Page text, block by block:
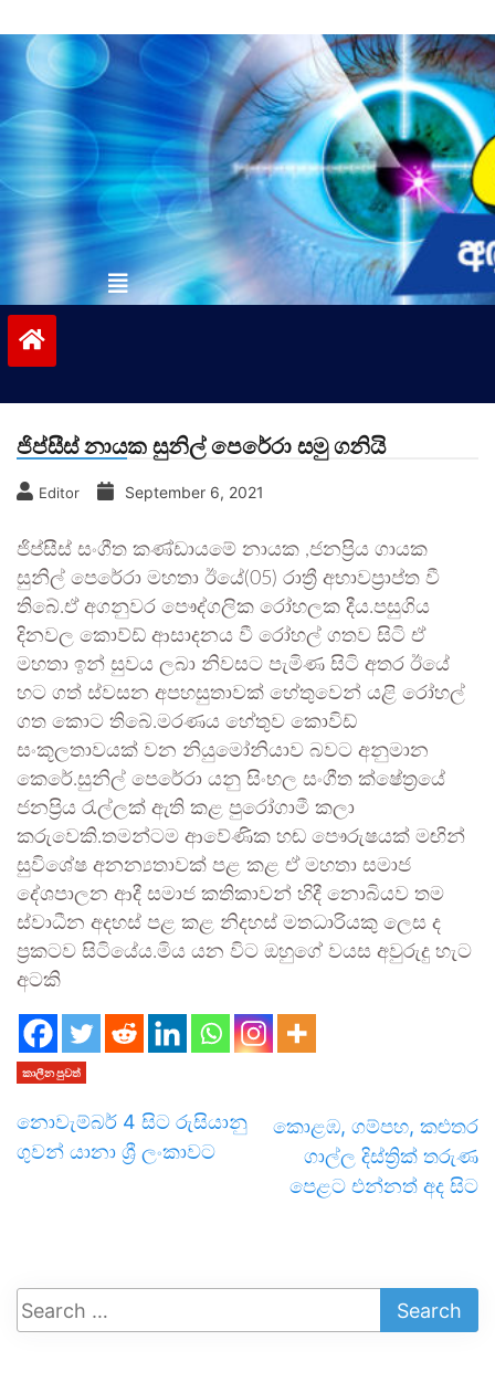
to
contentvinivida.lk
ජිප්සීස් නායක සුනිල් පෙරේරා සමු ගනියි
Editor September 6, 2021
ජිප්සීස් සංගීත කණ්ඩායමේ නායක ,ජනප්‍රිය ගායක
සුනිල් පෙරේරා මහතා ඊයේ(05) රාත්‍රී අභාවප්‍රාප්ත වී
තිබේ.ඒ අගනුවර පෞද්ගලික රෝහලක දීය.පසුගිය
දිනවල කොව්ඩ් ආසාදනය වී රෝහල් ගතව සිටි ඒ
මහතා ඉන් සුවය ලබා නිවසට පැමිණ සිටි අතර ඊයේ
හට ගත් ස්වසන අපහසුතාවක් හේතුවෙන් යළි රෝහල්
ගත කොට තිබේ.මරණය හේතුව කොවිඩ්
සංකූලතාවයක් වන නියුමෝනියාව බවට අනුමාන
කෙරේ.සුනිල් පෙරේරා යනු සිංභල සංගීත ක්ෂේත්‍රයේ
ජනප්‍රිය රැල්ලක් ඇති කළ පුරෝගාමී කලා
කරුවෙකි.තමන්ටම ආවේණික හඬ පෞරුෂයක් මඟින්
සුවිශේෂ අනන්‍යතාවක් පළ කළ ඒ මහතා සමාජ
දේශපාලන ආදී සමාජ කතිකාවන් හිදී නොබියව තම
ස්වාධීන අදහස් පළ කළ නිදහස් මතධාරියකු ලෙස ද
ප්‍රකටව සිටියේය.මිය යන විට ඔහුගේ වයස අවුරුදු හැට
අටකි
කාලීන පුවත්
නොවැම්බර් 4 සිට රුසියානු
ගුවන් යානා ශ්‍රී ලංකාවට
කොළඹ, ගම්පහ, කළුතර
ගාල්ල දිස්ත්‍රික් තරුණ
පෙළට එන්නත් අද සිට